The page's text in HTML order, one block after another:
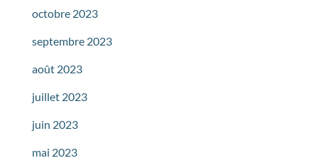
octobre 2023
septembre 2023
août 2023
juillet 2023
juin 2023
mai 2023